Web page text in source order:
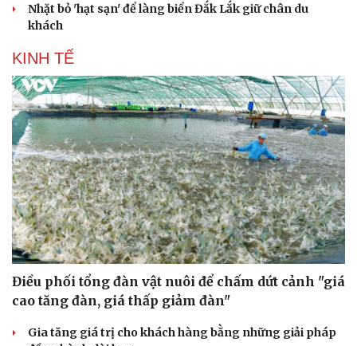
Nhặt bỏ 'hạt sạn' để làng biển Đắk Lắk giữ chân du
khách
KINH TẾ
Điều phối tổng đàn vật nuôi để chấm dứt cảnh "giá
cao tăng đàn, giá thấp giảm đàn"
Gia tăng giá trị cho khách hàng bằng những giải pháp